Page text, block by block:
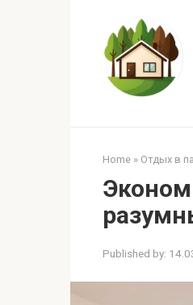
Home » Отдых в
Published by: